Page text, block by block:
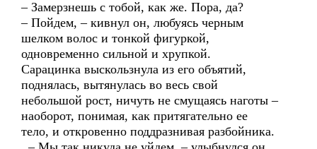
– Замерзнешь с тобой, как же. Пора, да?
– Пойдем, – кивнул он, любуясь черным
шелком волос и тонкой фигуркой,
одновременно сильной и хрупкой.
Сарацинка выскользнула из его объятий,
поднялась, вытянулась во весь свой
небольшой рост, ничуть не смущаясь наготы –
наоборот, понимая, как притягательно ее
тело, и откровенно поддразнивая разбойника.